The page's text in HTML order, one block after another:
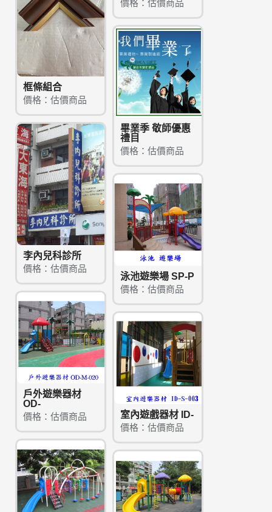
價格：估價商品
框條組合
價格：估價商品
畢業季 敬師優惠
禮目
價格：估價商品
李內兒科診所
價格：估價商品
泳池遊樂場 SP-P
價格：估價商品
戶外遊樂器材
OD-
價格：估價商品
室內遊戲器材 ID-
價格：估價商品